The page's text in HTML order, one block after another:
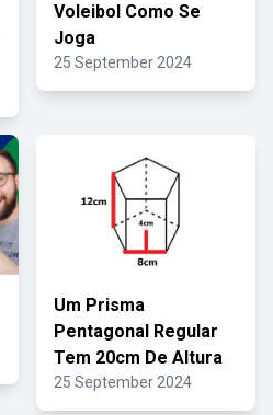
Voleibol Como Se
Joga
25 September 2024
Um Prisma
Pentagonal Regular
Tem 20cm De Altura
25 September 2024